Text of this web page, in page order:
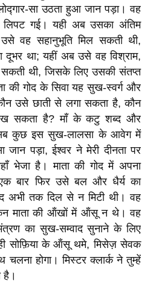
सा उठता हुआ जान पड़ा। वह
गई। यही अब उसका अंतिम
वह सहानुभूति मिल सकती थी,
दूभर था; यहीं अब उसे वह विश्राम,
सकती थी, जिसके लिए उसकी संतप्त
की गोद के सिवा यह सुख-स्वर्ग और
उसे छाती से लगा सकता है, कौन
सकता है? माँ के कटु शब्द और
सब कुछ इस सुख-लालसा के आवेग में
जान पड़ा, ईश्वर ने मेरी दीनता पर
भेजा है। माता की गोद में अपना
बार फिर उसे बल और धैर्य का
अभी तक दिल से न मिटी थी। वह
माता की ऑंखों में ऑंसू न थे। वह
का सुख-सम्वाद सुनाने के लिए
ही सोफ़िया के ऑंसू थमे, मिसेज़ सेवक
होगा। मिस्टर क्लार्क ने तुम्हें
है।